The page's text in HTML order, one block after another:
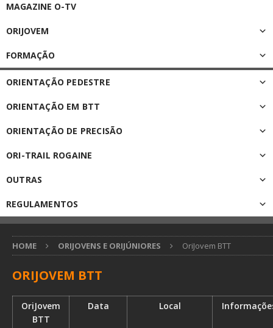
MAGAZINE O-TV
ORIJOVEM
FORMAÇÃO
ORIENTAÇÃO PEDESTRE
ORIENTAÇÃO EM BTT
ORIENTAÇÃO DE PRECISÃO
ORI-TRAIL ROGAINE
OUTRAS
REGULAMENTOS
HOME ORIJOVENS E ORIJÚNIORES OriJovem BTT
ORIJOVEM BTT
OriJovem
BTT
Data Local